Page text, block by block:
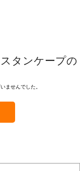
タンケープの
ませんでした。